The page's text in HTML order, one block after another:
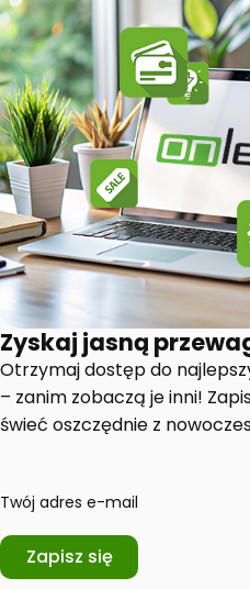
Zyskaj jasną
Otrzymaj dostęp do
– zanim zobaczą je inni!
świeć oszczędnie z
Twój adres e-mail
Zapisz się